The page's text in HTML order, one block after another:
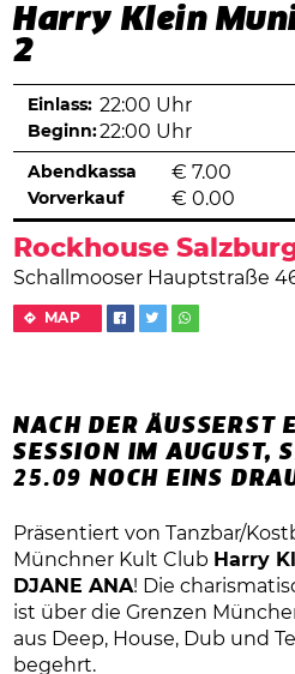
Harry Klein
2
Rockhouse
Schallmooser Hauptstraße
MAP
Einlass: 22:00 Uhr
Beginn:22:00 Uhr
Abendkassa € 7.00
Vorverkauf € 0.00
NACH DER ÄUSSERST
ESSION IM AUGUST,
25.09 NOCH EINS
Präsentiert von Tanzbar/
Münchner Kult Club Harry
DJANE ANA! Die
ist über die Grenzen
aus Deep, House, Dub und
begehrt.